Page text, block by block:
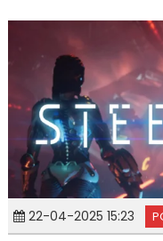
22-04-2025 15:23